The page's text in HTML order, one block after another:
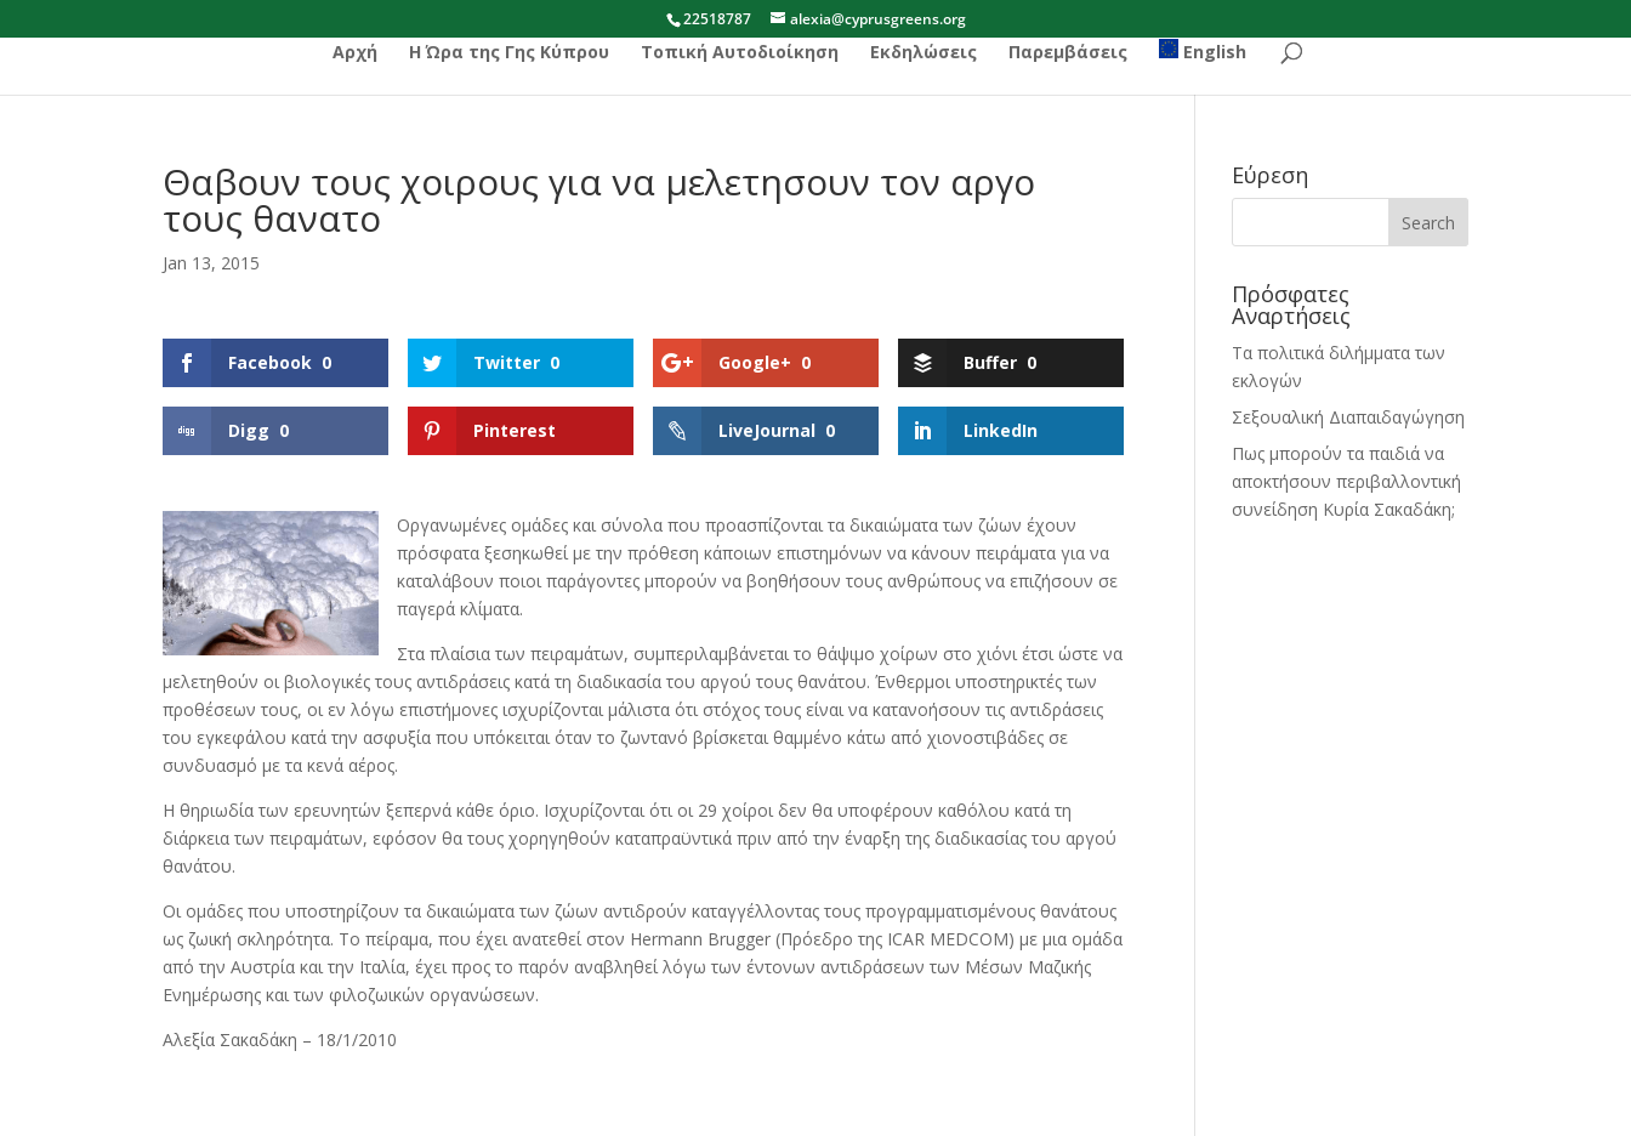
22518787 alexia@cyprusgreens.org
Αρχή Η Ώρα της Γης Κύπρου Τοπική Αυτοδιοίκηση Εκδηλώσεις Παρεμβάσεις English
Θαβουν τους χοιρους για να μελετησουν τον αργο
τους θανατο
Jan 13, 2015
Facebook 0 Twitter 0 Google+ 0 Buffer 0
Digg 0 Pinterest LiveJournal 0 LinkedIn
Οργανωμένες ομάδες και σύνολα που προασπίζονται τα δικαιώματα των ζώων έχουν
πρόσφατα ξεσηκωθεί με την πρόθεση κάποιων επιστημόνων να κάνουν πειράματα για να
καταλάβουν ποιοι παράγοντες μπορούν να βοηθήσουν τους ανθρώπους να επιζήσουν σε
παγερά κλίματα.
Στα πλαίσια των πειραμάτων, συμπεριλαμβάνεται το θάψιμο χοίρων στο χιόνι έτσι ώστε να
μελετηθούν οι βιολογικές τους αντιδράσεις κατά τη διαδικασία του αργού τους θανάτου. Ένθερμοι υποστηρικτές των
προθέσεων τους, οι εν λόγω επιστήμονες ισχυρίζονται μάλιστα ότι στόχος τους είναι να κατανοήσουν τις αντιδράσεις
του εγκεφάλου κατά την ασφυξία που υπόκειται όταν το ζωντανό βρίσκεται θαμμένο κάτω από χιονοστιβάδες σε
συνδυασμό με τα κενά αέρος.
Η θηριωδία των ερευνητών ξεπερνά κάθε όριο. Ισχυρίζονται ότι οι 29 χοίροι δεν θα υποφέρουν καθόλου κατά τη
διάρκεια των πειραμάτων, εφόσον θα τους χορηγηθούν καταπραϋντικά πριν από την έναρξη της διαδικασίας του αργού
θανάτου.
Οι ομάδες που υποστηρίζουν τα δικαιώματα των ζώων αντιδρούν καταγγέλλοντας τους προγραμματισμένους θανάτους
ως ζωική σκληρότητα. Το πείραμα, που έχει ανατεθεί στον Hermann Brugger (Πρόεδρο της ICAR MEDCOM) με μια ομάδα
από την Αυστρία και την Ιταλία, έχει προς το παρόν αναβληθεί λόγω των έντονων αντιδράσεων των Μέσων Μαζικής
Ενημέρωσης και των φιλοζωικών οργανώσεων.
Αλεξία Σακαδάκη – 18/1/2010
Εύρεση
Πρόσφατες
Αναρτήσεις
Τα πολιτικά διλήμματα των
εκλογών
Σεξουαλική Διαπαιδαγώγηση
Πως μπορούν τα παιδιά να
αποκτήσουν περιβαλλοντική
συνείδηση Κυρία Σακαδάκη;